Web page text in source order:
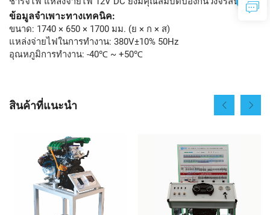
ข้อมูลจำเพาะทางเทคนิค:
ขนาด: 1740 × 650 × 1700 มม. (ย × ก × ส)
แหล่งจ่ายไฟในการทำงาน: 380V±10% 50Hz
อุณหภูมิการทำงาน: -40℃ ~ +50℃
สินค้าที่แนะนำ